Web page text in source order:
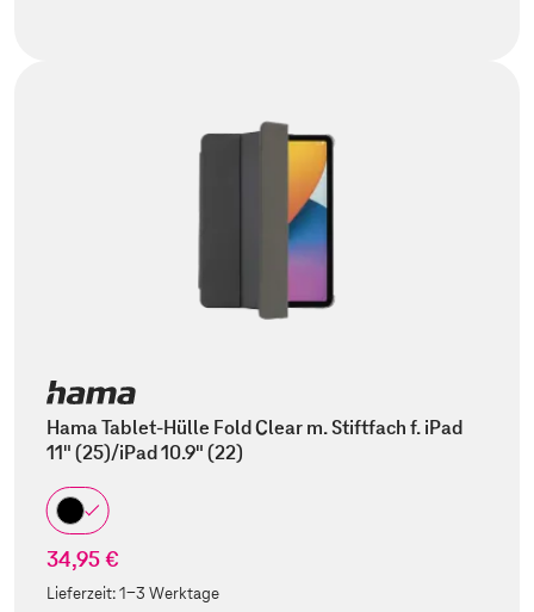
Hama Tablet-Hülle Fold Clear m. Stiftfach f. iPad
11" (25)/iPad 10.9" (22)
34,95 €
Lieferzeit:1-3 Werktage